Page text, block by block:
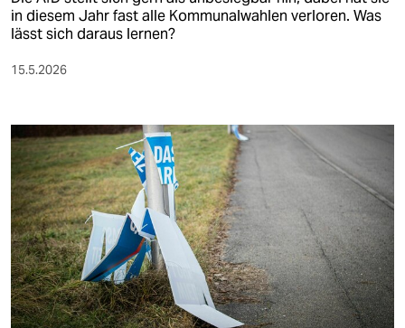
in diesem Jahr fast alle Kommunalwahlen verloren. Was
lässt sich daraus lernen?
15.5.2026